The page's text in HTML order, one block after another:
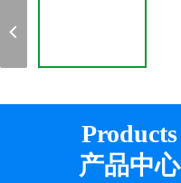
Products
产品中心